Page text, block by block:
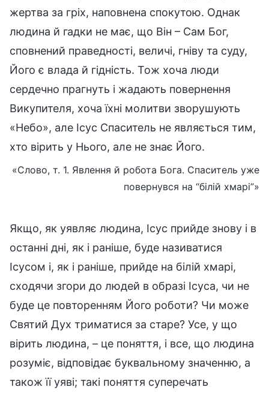
жертва за гріх, наповнена спокутою. Однак
людина й гадки не має, що Він – Сам Бог,
сповнений праведності, величі, гніву та суду,
Його є влада й гідність. Тож хоча люди
сердечно прагнуть і жадають повернення
Викупителя, хоча їхні молитви зворушують
«Небо», але Ісус Спаситель не являється тим,
хто вірить у Нього, але не знає Його.
«Слово, т. 1. Явлення й робота Бога. Спаситель уже
повернувся на “білій хмарі”»
Якщо, як уявляє людина, Ісус прийде знову і в
останні дні, як і раніше, буде називатися
Ісусом і, як і раніше, прийде на білій хмарі,
сходячи згори до людей в образі Ісуса, чи не
буде це повторенням Його роботи? Чи може
Святий Дух триматися за старе? Усе, у що
вірить людина, – це поняття, і все, що людина
розуміє, відповідає буквальному значенню, а
також її уяві; такі поняття суперечать